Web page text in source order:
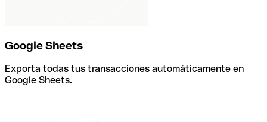
Google Sheets
Exporta todas tus transacciones automáticamente en
Google Sheets.